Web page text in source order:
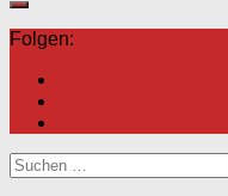
Folgen:
Suchen
nach: